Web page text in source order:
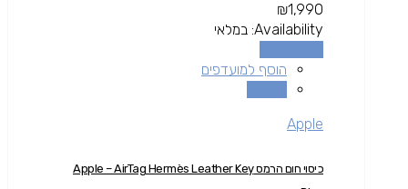
₪1,990
Availability: במלאי
הוסף למועדפים
Apple
כיסוי חום הרמס Apple – AirTag Hermès Leather Key